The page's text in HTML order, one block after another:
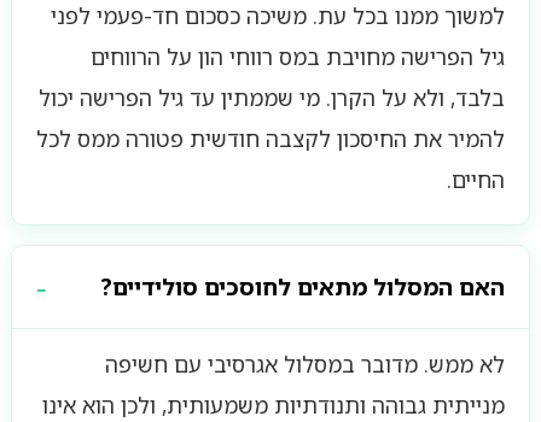
למשוך ממנו בכל עת. משיכה כסכום חד-פעמי לפני
גיל הפרישה מחויבת במס רווחי הון על הרווחים
בלבד, ולא על הקרן. מי שממתין עד גיל הפרישה יכול
להמיר את החיסכון לקצבה חודשית פטורה ממס לכל
החיים.
האם המסלול מתאים לחוסכים סולידיים?
לא ממש. מדובר במסלול אגרסיבי עם חשיפה
מנייתית גבוהה ותנודתיות משמעותית, ולכן הוא אינו